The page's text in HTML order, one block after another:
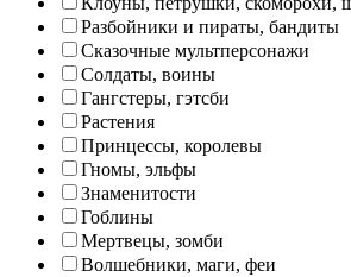
Разбойники и пираты, бандиты
Сказочные мультперсонажи
Солдаты, воины
Гангстеры, гэтсби
Растения
Принцессы, королевы
Гномы, эльфы
Знаменитости
Гоблины
Мертвецы, зомби
Волшебники, маги, феи